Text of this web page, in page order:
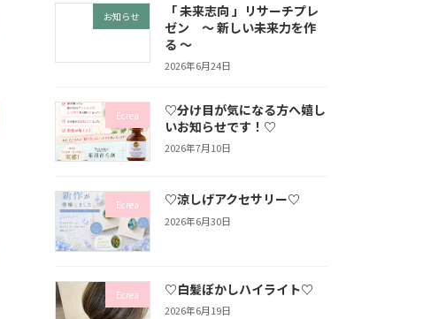
お知らせ
「 未来志向 」リサーチプレ
ゼン ～ 新しい未来力を作
る ～
2026年6月24日
Ecrea
♡分け目が気になる方へ嬉し
いお知らせです！♡
2026年7月10日
Ecrea ♡涼しげアクセサリー♡
2026年6月30日
Ecrea ♡白髪ぼかしハイライト♡
2026年6月19日